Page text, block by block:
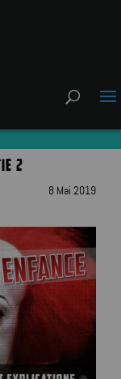
2
8 Mai 2019